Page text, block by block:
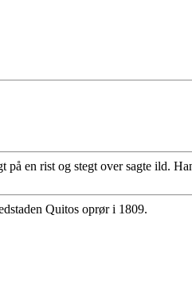
en rist og stegt over sagte ild.
Quitos oprør i 1809.